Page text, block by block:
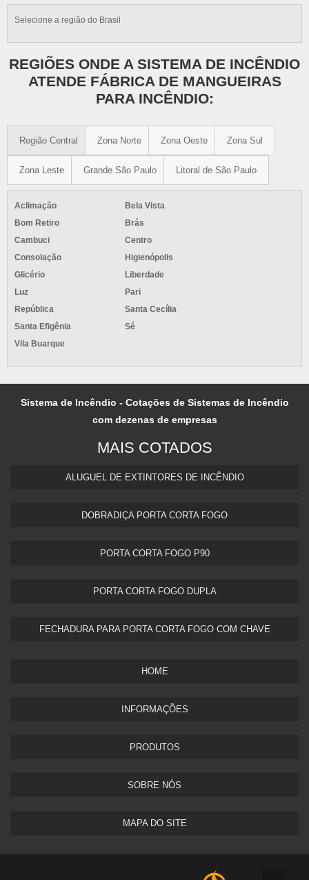
Selecione a região do Brasil
REGIÕES ONDE A SISTEMA DE INCÊNDIO
ATENDE FÁBRICA DE MANGUEIRAS
PARA INCÊNDIO:
Região Central Zona Norte Zona Oeste Zona Sul
Zona Leste Grande São Paulo Litoral de São Paulo
Aclimação
Bela Vista
Bom Retiro
Brás
Cambuci
Centro
Consolação
Higienópolis
Glicério
Liberdade
Luz
Pari
República
Santa Cecília
Santa Efigênia
Sé
Vila Buarque
Sistema de Incêndio - Cotações de Sistemas de Incêndio
com dezenas de empresas
MAIS COTADOS
ALUGUEL DE EXTINTORES DE INCÊNDIO
DOBRADIÇA PORTA CORTA FOGO
PORTA CORTA FOGO P90
PORTA CORTA FOGO DUPLA​
FECHADURA PARA PORTA CORTA FOGO COM CHAVE
HOME
INFORMAÇÕES
PRODUTOS
SOBRE NÓS
MAPA DO SITE